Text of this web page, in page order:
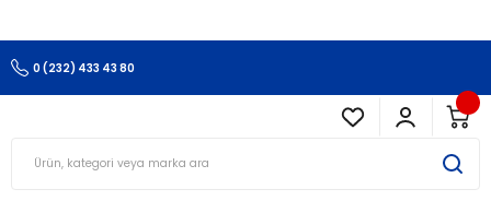
0 (232) 433 43 80